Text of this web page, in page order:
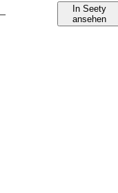
In Seety
ansehen